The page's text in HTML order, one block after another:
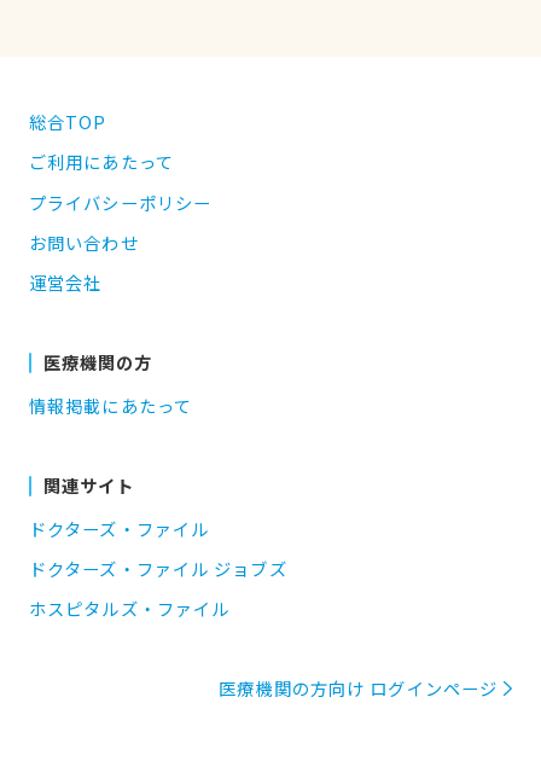
総合TOP
ご利用にあたって
プライバシーポリシー
お問い合わせ
運営会社
医療機関の方
情報掲載にあたって
関連サイト
ドクターズ・ファイル
ドクターズ・ファイル ジョブズ
ホスピタルズ・ファイル
医療機関の方向け ログインページ